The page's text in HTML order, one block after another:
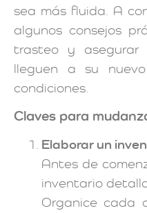
sea más fluida. A
algunos consejos
trasteo y
lleguen a su
condiciones.
Claves para
Elaborar un
Antes de
inventario
Organice cada